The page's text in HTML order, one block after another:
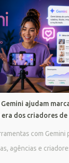
ajudam
dos criadores
com Gemini
agências e